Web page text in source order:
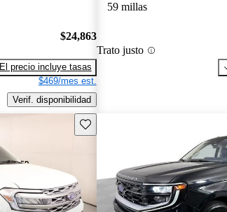
$24,863
El precio incluye tasas
$469/mes est.
Verif. disponibilidad
59 millas
Trato justo
Guarda este Aviso